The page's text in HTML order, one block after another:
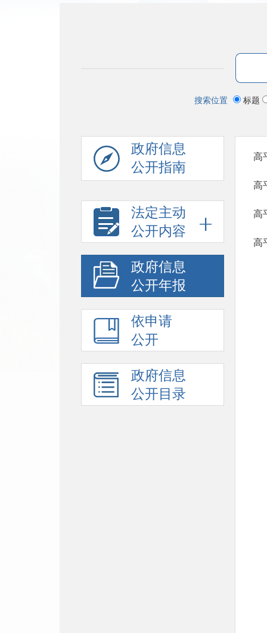
搜索位置 标题
政府信息
公开指南
法定主动
公开内容
政府信息
公开年报
依申请
公开
政府信息
公开目录
高
高
高
高